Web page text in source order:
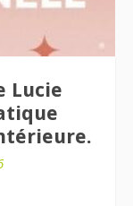
Lucie